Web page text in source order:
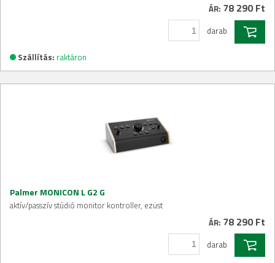
ÁR: 78 290 Ft
darab
Szállítás: raktáron
Palmer MONICON L G2 G
aktív/passzív stúdió monitor kontroller, ezüst
ÁR: 78 290 Ft
darab